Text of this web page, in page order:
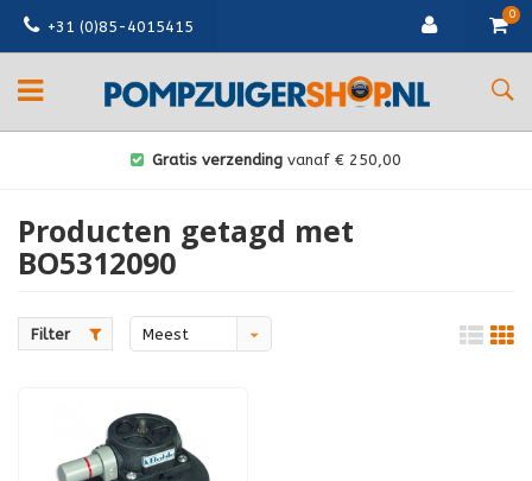
+31 (0)85-4015415
0
Gratis verzending vanaf € 250,00
Producten getagd met
BO5312090
Filter
Meest